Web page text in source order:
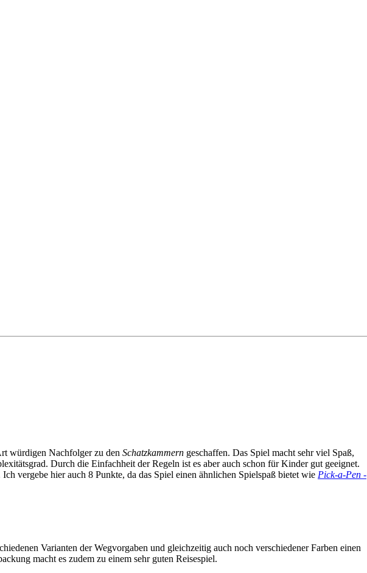
würdigen Nachfolger zu den Schatzkammern geschaffen. Das Spiel macht sehr viel Spaß,
Durch die Einfachheit der Regeln ist es aber auch schon für Kinder gut geeignet.
vergebe hier auch 8 Punkte, da das Spiel einen ähnlichen Spielspaß bietet wie Pick-a-Pen -
Varianten der Wegvorgaben und gleichzeitig auch noch verschiedener Farben einen
macht es zudem zu einem sehr guten Reisespiel.